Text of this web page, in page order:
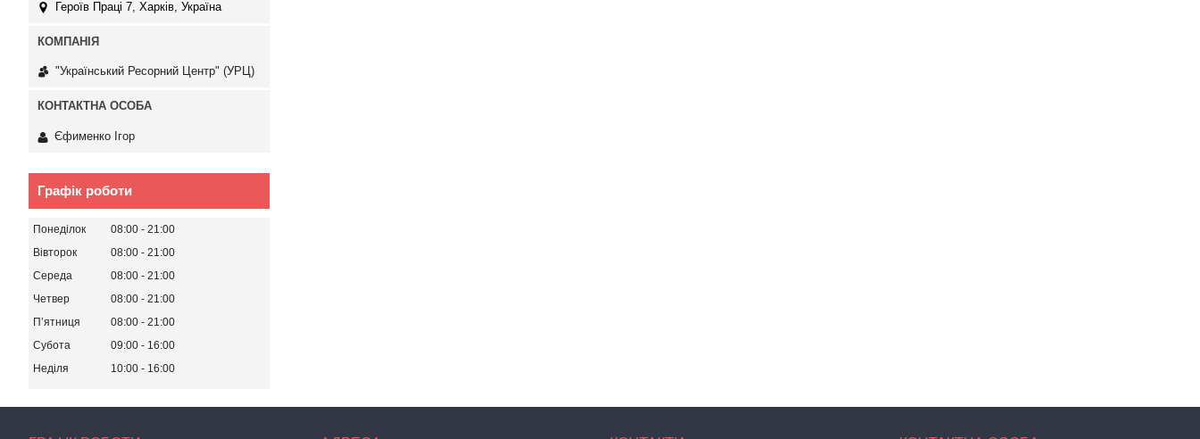
Героїв Праці 7, Харків, Україна
"Український Ресорний Центр" (УРЦ)
Єфименко Ігор
Графік роботи
Понеділок 08:00
21:00
Вівторок
08:00
21:00
Середа
08:00
21:00
Четвер
08:00
21:00
Пʼятниця
08:00
21:00
Субота
09:00
16:00
Неділя
10:00 16:00